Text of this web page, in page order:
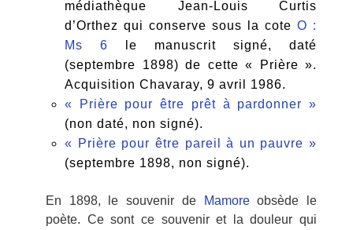
médiathèque Jean-Louis Curtis
d’Orthez qui conserve sous la cote O :
Ms 6 le manuscrit signé, daté
(septembre 1898) de cette « Prière ».
Acquisition Chavaray, 9 avril 1986.
« Prière pour être prêt à pardonner »
(non daté, non signé).
« Prière pour être pareil à un pauvre »
(septembre 1898, non signé).
En 1898, le souvenir de Mamoreobsède le
poète. Ce sont ce souvenir et la douleur qui